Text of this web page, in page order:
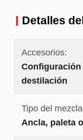
Detalles
Accesorios:
destilación
Tipo del
Ancla, paleta